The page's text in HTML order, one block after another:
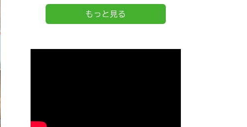
もっと見る